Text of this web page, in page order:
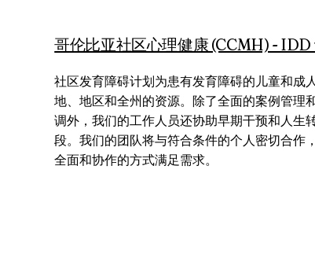
哥伦比亚社区心理健康 (CCMH) - IDD
社区发育障碍计划为患有发育障碍的儿童和成
地、地区和全州的资源。除了全面的案例管理
调外，我们的工作人员还协助早期干预和人生
段。我们的团队将与符合条件的个人密切合作
全面和协作的方式满足需求。